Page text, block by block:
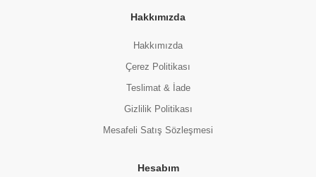
Hakkımızda
Hakkımızda
Çerez Politikası
Teslimat & İade
Gizlilik Politikası
Mesafeli Satış Sözleşmesi
Hesabım